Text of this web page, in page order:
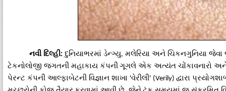
નવી દિલ્હી: દુનિયાભરમાં ડેન્ગ્યુ,મલેરિયા અને ચિકનગુનિયા જેવા
ટેકનોલોજી જગતની મહાકાય કંપની ગૂગલે એક અત્યંત ચોંકાવનારો
પેરન્ટ કંપની આલ્ફાબેટની વિજ્ઞાન શાખા 'વેરીલી' (Verily)દ્વારા